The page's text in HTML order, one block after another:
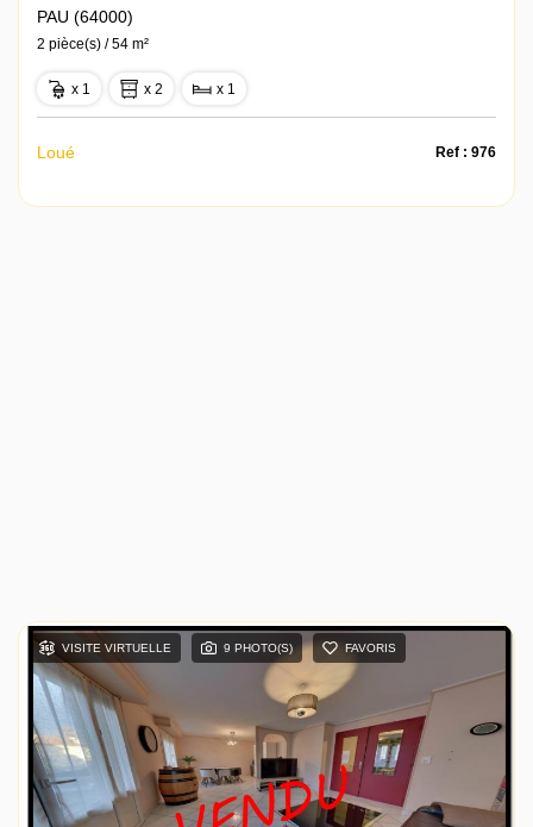
PAU (64000)
2 pièce(s) / 54 m²
x 1 x 2 x 1
Loué Ref : 976
VISITE VIRTUELLE 9 PHOTO(S) FAVORIS